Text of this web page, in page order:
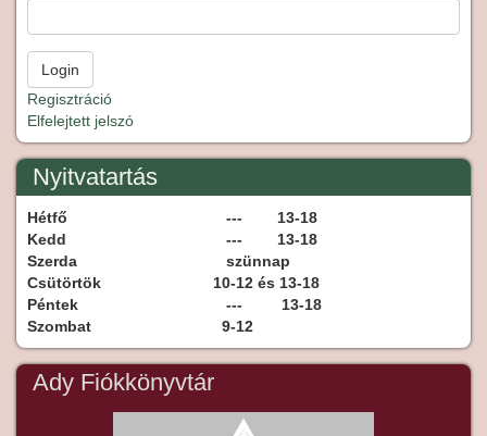
Regisztráció
Elfelejtett jelszó
Nyitvatartás
Hétfő
--- 13-18
Kedd
--- 13-18
Szerda
szünnap
Csütörtök
10-12 és 13-18
Péntek
--- 13-18
Szombat
9-12
Ady Fiókkönyvtár